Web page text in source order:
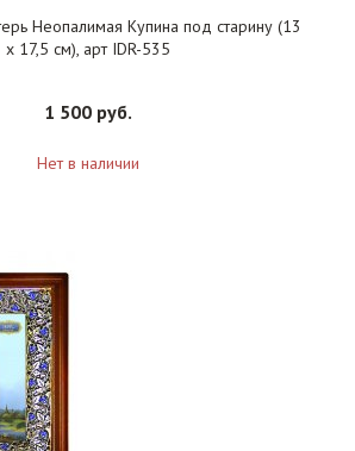
Неопалимая Купина под старину (13
х 17,5 см), арт IDR-535
1 500 руб.
Нет в наличии